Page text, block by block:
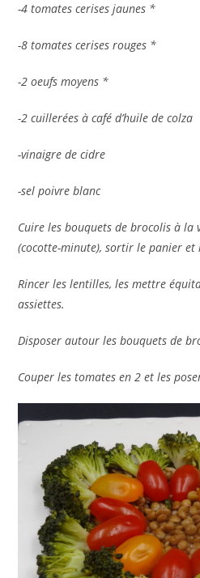
-4 tomates cerises jaunes *
-8 tomates cerises rouges *
-2 oeufs moyens *
-2 cuillerées à café d’huile de colza
-vinaigre de cidre
-sel poivre blanc
Cuire les bouquets de brocolis à
(cocotte-minute), sortir le panier et
Rincer les lentilles, les mettre
assiettes.
Disposer autour les bouquets de
Couper les tomates en 2 et les